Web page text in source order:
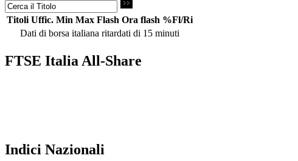
Titoli Uffic. Min Max Flash Ora flash %Fl/Ri
Dati di borsa italiana ritardati di 15 minuti
FTSE Italia All-Share
Indici Nazionali